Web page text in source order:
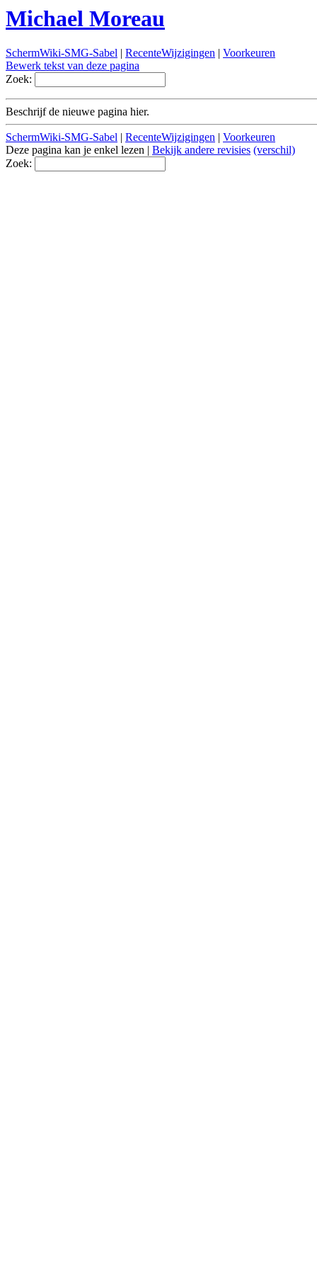
Michael Moreau
SchermWiki-SMG-Sabel | RecenteWijzigingen | Voorkeuren
Bewerk tekst van deze pagina
Zoek:
Beschrijf de nieuwe pagina hier.
SchermWiki-SMG-Sabel | RecenteWijzigingen | Voorkeuren
Deze pagina kan je enkel lezen | Bekijk andere revisies (verschil)
Zoek: